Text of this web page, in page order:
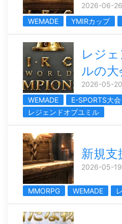
2026-06-
WEMADE
YMIRカップ
レジ
ルの大
2026-05-
WEMADE
E-SPORTS大会
レジェンドオブユミル
新規支
2026-05-
MMORPG WEMADE